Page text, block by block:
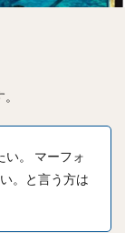
。 マーフォ
。と言う方は